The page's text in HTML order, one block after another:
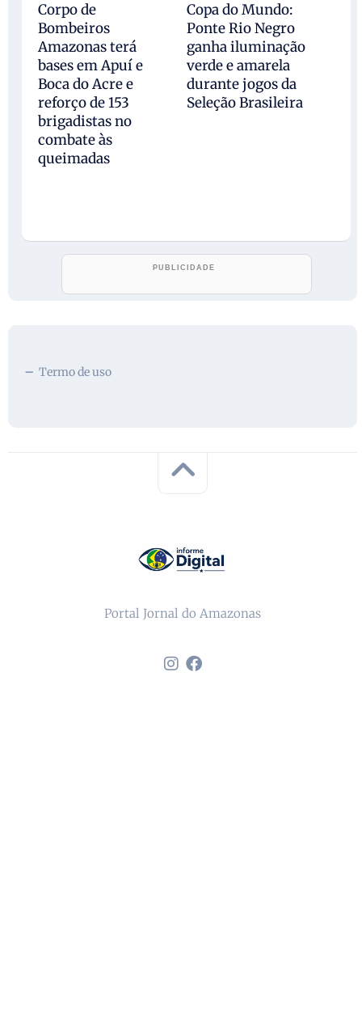
Corpo de
Bombeiros
Amazonas terá
bases em Apuí e
Boca do Acre e
reforço de 153
brigadistas no
combate às
queimadas
Copa do Mundo:
Ponte Rio Negro
ganha iluminação
verde e amarela
durante jogos da
Seleção Brasileira
Termo de uso
Portal Jornal do Amazonas